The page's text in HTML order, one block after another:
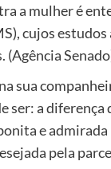
a mulher é
cujos
(Agência
sua
a
e
pela